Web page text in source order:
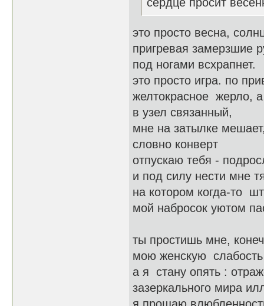
это просто весна,
пригревая замерзшие
под ногами всхрапнет.
это просто игра. по
желтокрасное жерло, а
в узел связанный,
мне на затылке
словно конверт
отпускаю тебя -
и под силу нести мне
на котором когда-то
мой набросок уютом
ты простишь мне,
мою женскую
а я стану опять :
зазеркального мира